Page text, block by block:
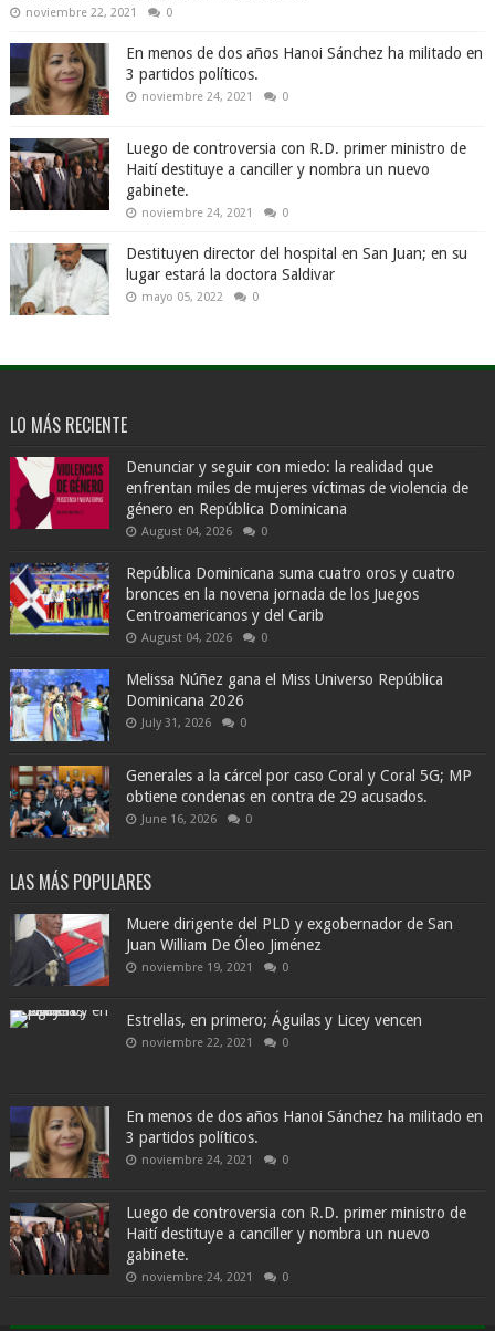
noviembre 22, 2021 0
En menos de dos años Hanoi Sánchez ha militado en
3 partidos políticos.
noviembre 24, 2021 0
Luego de controversia con R.D. primer ministro de
Haití destituye a canciller y nombra un nuevo
gabinete.
noviembre 24, 2021 0
Destituyen director del hospital en San Juan; en su
lugar estará la doctora Saldivar
mayo 05, 2022 0
LO MÁS RECIENTE
Denunciar y seguir con miedo: la realidad que
enfrentan miles de mujeres víctimas de violencia de
género en República Dominicana
August 04, 2026 0
República Dominicana suma cuatro oros y cuatro
bronces en la novena jornada de los Juegos
Centroamericanos y del Carib
August 04, 2026 0
Melissa Núñez gana el Miss Universo República
Dominicana 2026
July 31, 2026 0
Generales a la cárcel por caso Coral y Coral 5G; MP
obtiene condenas en contra de 29 acusados.
June 16, 2026 0
LAS MÁS POPULARES
Muere dirigente del PLD y exgobernador de San
Juan William De Óleo Jiménez
noviembre 19, 2021 0
Estrellas, en primero; Águilas y Licey vencen
noviembre 22, 2021 0
En menos de dos años Hanoi Sánchez ha militado en
3 partidos políticos.
noviembre 24, 2021 0
Luego de controversia con R.D. primer ministro de
Haití destituye a canciller y nombra un nuevo
gabinete.
noviembre 24, 2021 0